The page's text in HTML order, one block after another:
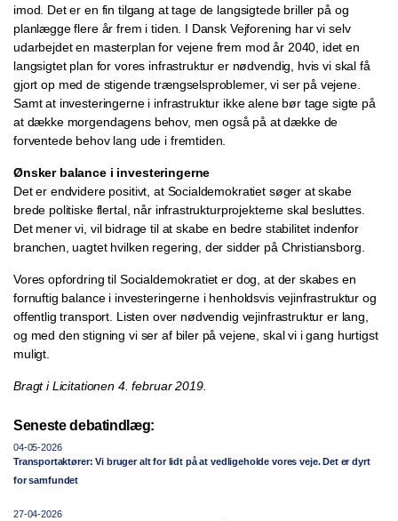
imod. Det er en fin tilgang at tage de langsigtede briller på og
planlægge flere år frem i tiden. I Dansk Vejforening har vi selv
udarbejdet en masterplan for vejene frem mod år 2040, idet en
langsigtet plan for vores infrastruktur er nødvendig, hvis vi skal få
gjort op med de stigende trængselsproblemer, vi ser på vejene.
Samt at investeringerne i infrastruktur ikke alene bør tage sigte på
at dække morgendagens behov, men også på at dække de
forventede behov lang ude i fremtiden.
Ønsker balance i investeringerne
Det er endvidere positivt, at Socialdemokratiet søger at skabe
brede politiske flertal, når infrastrukturprojekterne skal besluttes.
Det mener vi, vil bidrage til at skabe en bedre stabilitet indenfor
branchen, uagtet hvilken regering, der sidder på Christiansborg.
Vores opfordring til Socialdemokratiet er dog, at der skabes en
fornuftig balance i investeringerne i henholdsvis vejinfrastruktur og
offentlig transport. Listen over nødvendig vejinfrastruktur er lang,
og med den stigning vi ser af biler på vejene, skal vi i gang hurtigst
muligt.
Bragt i Licitationen 4. februar 2019.
Seneste debatindlæg:
04-05-2026
Transportaktører: Vi bruger alt for lidt på at vedligeholde vores veje. Det er dyrt
for samfundet
27-04-2026